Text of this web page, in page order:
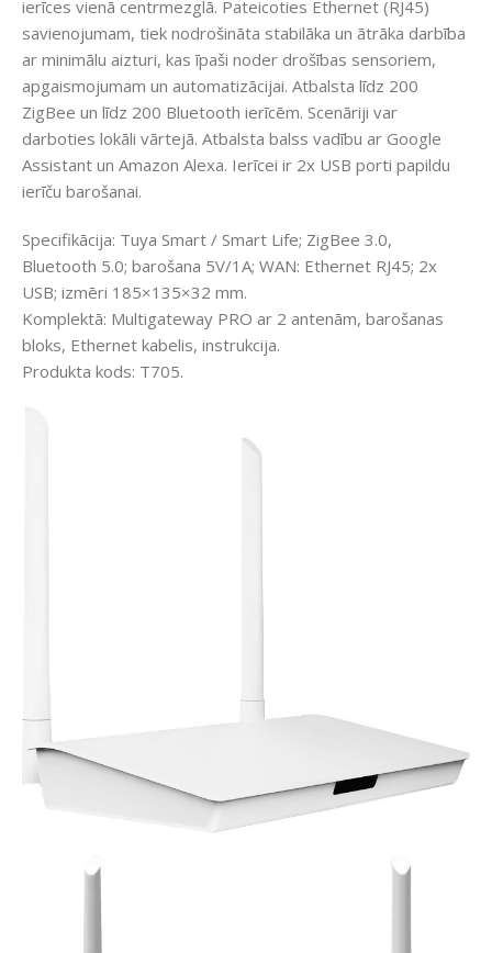
ierīces vienā centrmezglā. Pateicoties Ethernet (RJ45)
savienojumam, tiek nodrošināta stabilāka un ātrāka darbība
ar minimālu aizturi, kas īpaši noder drošības sensoriem,
apgaismojumam un automatizācijai. Atbalsta līdz 200
ZigBee un līdz 200 Bluetooth ierīcēm. Scenāriji var
darboties lokāli vārtejā. Atbalsta balss vadību ar Google
Assistant un Amazon Alexa. Ierīcei ir 2x USB porti papildu
ierīču barošanai.
Specifikācija: Tuya Smart / Smart Life; ZigBee 3.0,
Bluetooth 5.0; barošana 5V/1A; WAN: Ethernet RJ45; 2x
USB; izmēri 185×135×32 mm.
Komplektā: Multigateway PRO ar 2 antenām, barošanas
bloks, Ethernet kabelis, instrukcija.
Produkta kods: T705.